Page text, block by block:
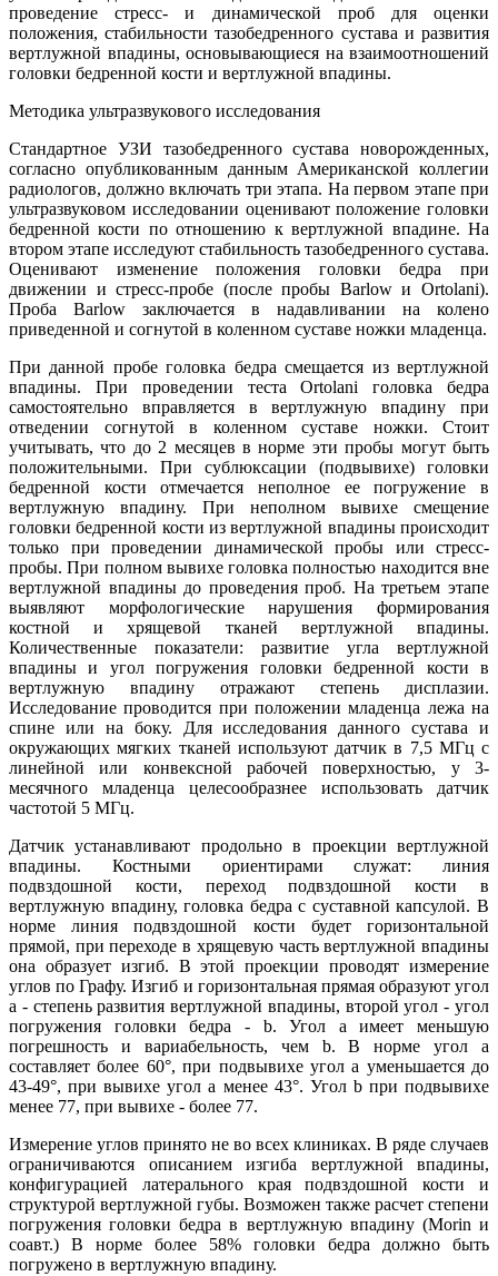
проведение стресс- и динамической проб для оценки
положения, стабильности тазобедренного сустава и развития
вертлужной впадины, основывающиеся на взаимоотношений
головки бедренной кости и вертлужной впадины.
Методика ультразвукового исследования
Стандартное УЗИ тазобедренного сустава новорожденных,
согласно опубликованным данным Американской коллегии
радиологов, должно включать три этапа. На первом этапе при
ультразвуковом исследовании оценивают положение головки
бедренной кости по отношению к вертлужной впадине. На
втором этапе исследуют стабильность тазобедренного сустава.
Оценивают изменение положения головки бедра при
движении и стресс-пробе (после пробы Barlow и Ortolani).
Проба Barlow заключается в надавливании на колено
приведенной и согнутой в коленном суставе ножки младенца.
При данной пробе головка бедра смещается из вертлужной
впадины. При проведении теста Ortolani головка бедра
самостоятельно вправляется в вертлужную впадину при
отведении согнутой в коленном суставе ножки. Стоит
учитывать, что до 2 месяцев в норме эти пробы могут быть
положительными. При сублюксации (подвывихе) головки
бедренной кости отмечается неполное ее погружение в
вертлужную впадину. При неполном вывихе смещение
головки бедренной кости из вертлужной впадины происходит
только при проведении динамической пробы или стресс-
пробы. При полном вывихе головка полностью находится вне
вертлужной впадины до проведения проб. На третьем этапе
выявляют морфологические нарушения формирования
костной и хрящевой тканей вертлужной впадины.
Количественные показатели: развитие угла вертлужной
впадины и угол погружения головки бедренной кости в
вертлужную впадину отражают степень дисплазии.
Исследование проводится при положении младенца лежа на
спине или на боку. Для исследования данного сустава и
окружающих мягких тканей используют датчик в 7,5 МГц с
линейной или конвексной рабочей поверхностью, у 3-
месячного младенца целесообразнее использовать датчик
частотой 5 МГц.
Датчик устанавливают продольно в проекции вертлужной
впадины. Костными ориентирами служат: линия
подвздошной кости, переход подвздошной кости в
вертлужную впадину, головка бедра с суставной капсулой. В
норме линия подвздошной кости будет горизонтальной
прямой, при переходе в хрящевую часть вертлужной впадины
она образует изгиб. В этой проекции проводят измерение
углов по Графу. Изгиб и горизонтальная прямая образуют угол
а - степень развития вертлужной впадины, второй угол - угол
погружения головки бедра - b. Угол а имеет меньшую
погрешность и вариабельность, чем b. В норме угол а
составляет более 60°, при подвывихе угол а уменьшается до
43-49°, при вывихе угол а менее 43°. Угол b при подвывихе
менее 77, при вывихе - более 77.
Измерение углов принято не во всех клиниках. В ряде случаев
ограничиваются описанием изгиба вертлужной впадины,
конфигурацией латерального края подвздошной кости и
структурой вертлужной губы. Возможен также расчет степени
погружения головки бедра в вертлужную впадину (Morin и
соавт.) В норме более 58% головки бедра должно быть
погружено в вертлужную впадину.